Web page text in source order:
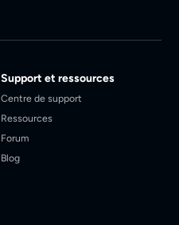
Support et ressources
Centre de support
Ressources
Forum
Blog